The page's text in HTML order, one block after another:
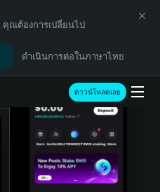
คุณต้องการเปลี่ยนไป
ดำเนินการต่อในภาษาไทย
ดาวน์โหลดเลย